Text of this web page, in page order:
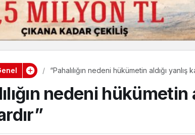
“Pahalılığın nedeni hükümetin aldığı yanlış
nedeni hükümetin